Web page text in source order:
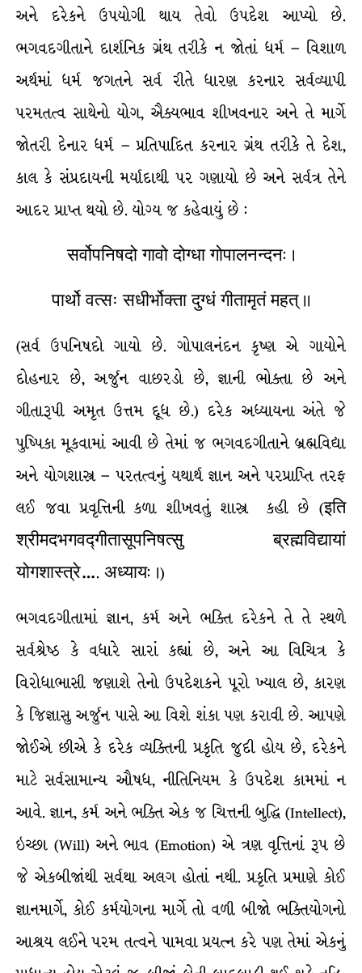
અને દરેકને ઉપયોગી થાય તેવો ઉપદેશ આપ્યો છે.
ભગવદગીતાને દાર્શનિક ગ્રંથ તરીકે ન જોતાં ધર્મ – વિશાળ
અર્થમાં ધર્મ જગતને સર્વ રીતે ધારણ કરનાર સર્વવ્યાપી
પરમતત્વ સાથેનો યોગ, ઐક્યભાવ શીખવનાર અને તે માર્ગે
જોતરી દેનાર ધર્મ – પ્રતિપાદિત કરનાર ગ્રંથ તરીકે તે દેશ,
કાલ કે સંપ્રદાયની મર્યાદાથી પર ગણાયો છે અને સર્વત્ર તેને
આદર પ્રાપ્ત થયો છે. યોગ્ય જ કહેવાયું છે :
सर्वोपनिषदो गावो दोग्धा गोपालनन्दन: ।
पार्थो वत्सः सधीर्भोक्ता दुग्धं गीतामृतं महत् ।।
(સર્વ ઉપનિષદો ગાયો છે. ગોપાલનંદન કૃષ્ણ એ ગાયોને
દોહનાર છે, અર્જુન વાછરડો છે, જ્ઞાની ભોક્તા છે અને
ગીતારૂપી અમૃત ઉત્તમ દૂધ છે.) દરેક અધ્યાયના અંતે જે
પુષ્પિકા મૂકવામાં આવી છે તેમાં જ ભગવદગીતાને બ્રહ્મવિદ્યા
અને યોગશાસ્ત્ર – પરતત્વનું યથાર્થ જ્ઞાન અને પરપ્રાપ્તિ તરફ
લઈ જવા પ્રવૃત્તિની કળા શીખવતું શાસ્ત્ર કહી છે (इति
श्रीमदभगवद्गीतासूपनिषत्सु ब्रह्मविद्यायां
योगशास्त्रे…. अध्याय: ।)
ભગવદગીતામાં જ્ઞાન, કર્મ અને ભક્તિ દરેકને તે તે સ્થળે
સર્વશ્રેષ્ઠ કે વધારે સારાં કહ્યાં છે, અને આ વિચિત્ર કે
વિરોધાભાસી જણાશે તેનો ઉપદેશકને પૂરો ખ્યાલ છે, કારણ
કે જિજ્ઞાસુ અર્જુન પાસે આ વિશે શંકા પણ કરાવી છે. આપણે
જોઈએ છીએ કે દરેક વ્યક્તિની પ્રકૃતિ જુદી હોય છે, દરેકને
માટે સર્વસામાન્ય ઔષધ, નીતિનિયમ કે ઉપદેશ કામમાં ન
આવે. જ્ઞાન, કર્મ અને ભક્તિ એક જ ચિત્તની બુદ્ધિ (Intellect),
ઇચ્છા (Will) અને ભાવ (Emotion) એ ત્રણ વૃત્તિનાં રૂપ છે
જે એકબીજાંથી સર્વથા અલગ હોતાં નથી. પ્રકૃતિ પ્રમાણે કોઈ
જ્ઞાનમાર્ગે, કોઈ કર્મયોગના માર્ગે તો વળી બીજો ભક્તિયોગનો
આશ્રય લઈને પરમ તત્વને પામવા પ્રયત્ન કરે પણ તેમાં એકનું